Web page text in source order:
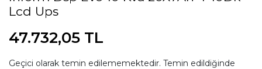
Lcd Ups
47.732,05 TL
Geçici olarak temin edilememektedir. Temin edildiğinde